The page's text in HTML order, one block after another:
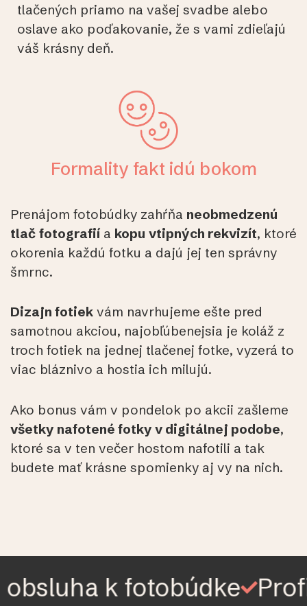
tlačených priamo na vašej svadbe alebo
oslave ako poďakovanie, že s vami zdieľajú
váš krásny deň.
Formality fakt idú bokom
Prenájom fotobúdky zahŕňa neobmedzenú
tlač fotografií a kopu vtipných rekvizít, ktoré
okorenia každú fotku a dajú jej ten správny
šmrnc.
Dizajn fotiek vám navrhujeme ešte pred
samotnou akciou, najobľúbenejsia je koláž z
troch fotiek na jednej tlačenej fotke, vyzerá to
viac bláznivo a hostia ich milujú.
Ako bonus vám v pondelok po akcii zašleme
všetky nafotené fotky v digitálnej podobe,
ktoré sa v ten večer hostom nafotili a tak
budete mať krásne spomienky aj vy na nich.
k fotobúdke Profi